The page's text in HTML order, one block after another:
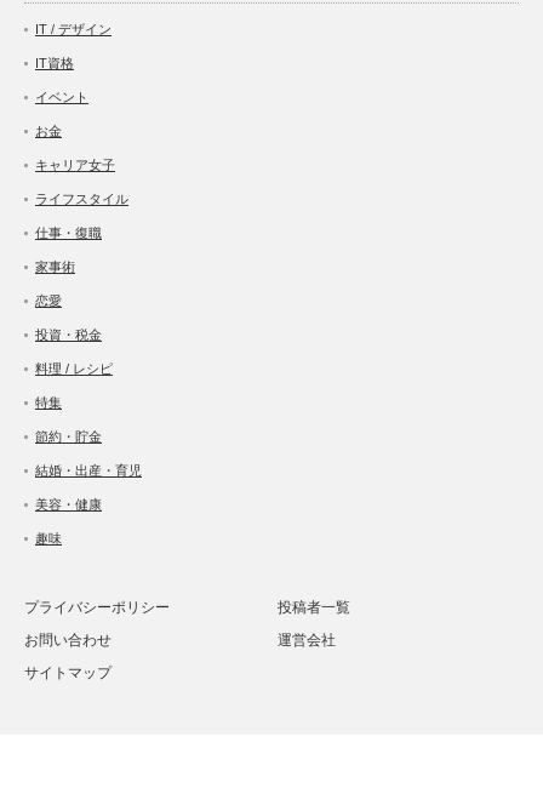
IT / デザイン
IT資格
イベント
お金
キャリア女子
ライフスタイル
仕事・復職
家事術
恋愛
投資・税金
料理 / レシピ
特集
節約・貯金
結婚・出産・育児
美容・健康
趣味
プライバシーポリシー
投稿者一覧
お問い合わせ
運営会社
サイトマップ